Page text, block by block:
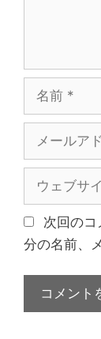
ル
レ
ス
ブ
サ
イ
ト
次回の
分の名前、